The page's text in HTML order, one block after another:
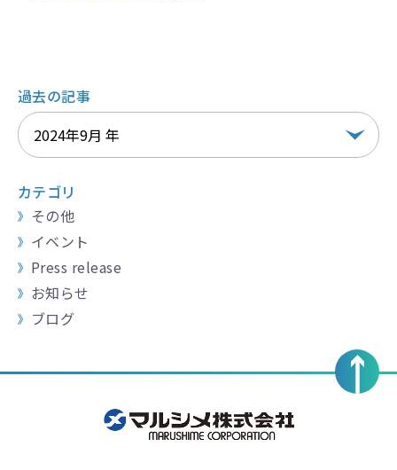
過去の記事
カテゴリ
その他
イベント
Press release
お知らせ
ブログ